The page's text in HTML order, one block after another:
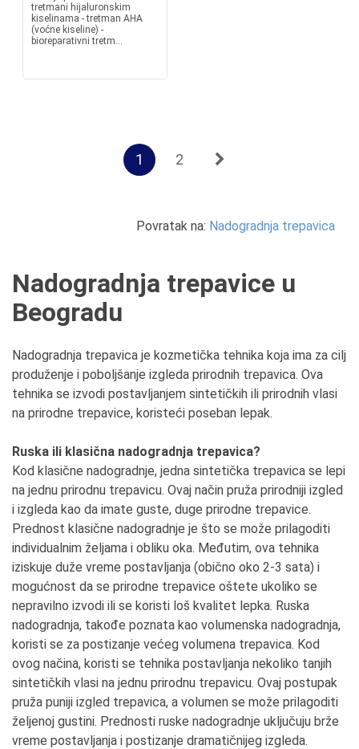
tretmani hijaluronskim
kiselinama - tretman AHA
(voćne kiseline) -
bioreparativni tretm...
1 2
Povratak na: Nadogradnja trepavica
Nadogradnja trepavice u
Beogradu
Nadogradnja trepavica je kozmetička tehnika koja ima za cilj
produženje i poboljšanje izgleda prirodnih trepavica. Ova
tehnika se izvodi postavljanjem sintetičkih ili prirodnih vlasi
na prirodne trepavice, koristeći poseban lepak.
Ruska ili klasična nadogradnja trepavica?
Kod klasične nadogradnje, jedna sintetička trepavica se lepi
na jednu prirodnu trepavicu. Ovaj način pruža prirodniji izgled
i izgleda kao da imate guste, duge prirodne trepavice.
Prednost klasične nadogradnje je što se može prilagoditi
individualnim željama i obliku oka. Međutim, ova tehnika
iziskuje duže vreme postavljanja (obično oko 2-3 sata) i
mogućnost da se prirodne trepavice oštete ukoliko se
nepravilno izvodi ili se koristi loš kvalitet lepka. Ruska
nadogradnja, takođe poznata kao volumenska nadogradnja,
koristi se za postizanje većeg volumena trepavica. Kod
ovog načina, koristi se tehnika postavljanja nekoliko tanjih
sintetičkih vlasi na jednu prirodnu trepavicu. Ovaj postupak
pruža puniji izgled trepavica, a volumen se može prilagoditi
željenoj gustini. Prednosti ruske nadogradnje uključuju brže
vreme postavljanja i postizanje dramatičnijeg izgleda.